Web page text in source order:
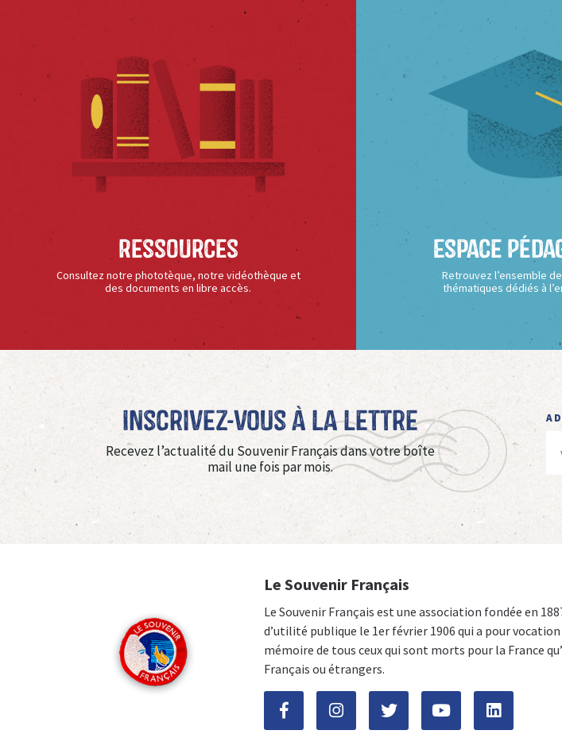
Ressources
Consultez notre phototèque, notre vidéothèque et
des documents en libre accès.
Espace
Retrouvez l’ensemble
thématiques dédiés à
Inscrivez-vous à La Lettre
Recevez l’actualité du Souvenir Français dans votre boîte
mail une fois par mois.
Le Souvenir Français
Le Souvenir Français est une association fondée en
d’utilité publique le 1er février 1906 qui a pour
mémoire de tous ceux qui sont morts pour la France
Français ou étrangers.